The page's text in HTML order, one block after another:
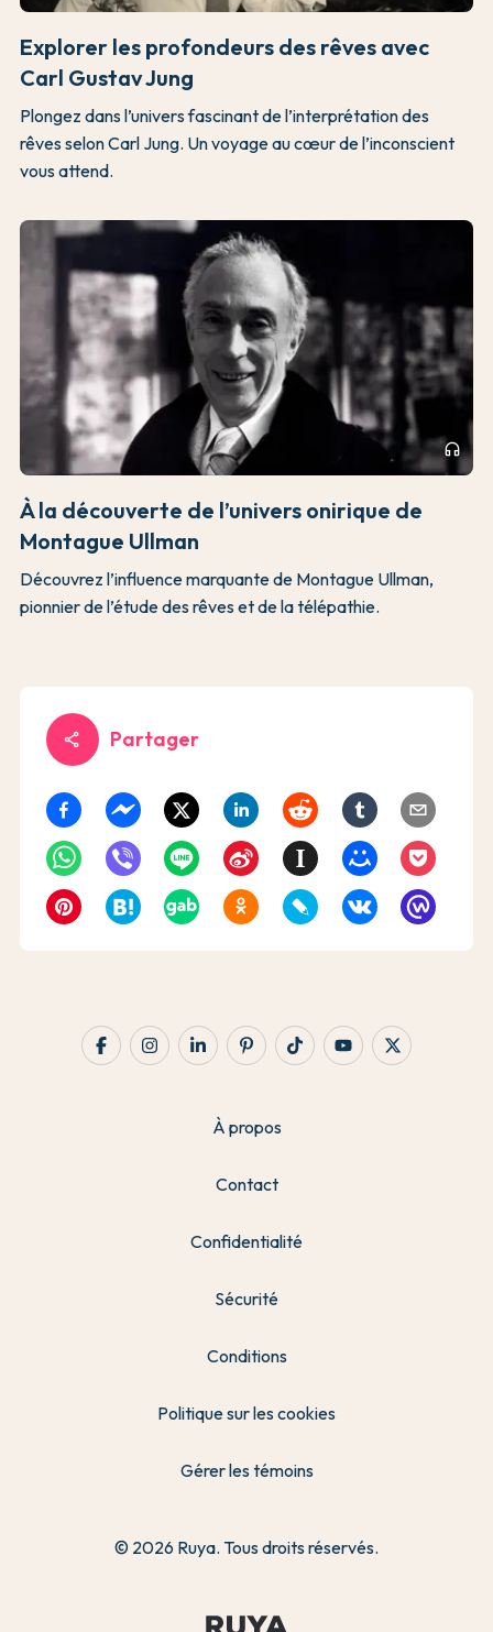
Explorer les profondeurs des rêves avec
Carl Gustav Jung
Plongez dans l’univers fascinant de l’interprétation des
rêves selon Carl Jung. Un voyage au cœur de l’inconscient
vous attend.
headphones
À la découverte de l’univers onirique de
Montague Ullman
Découvrez l’influence marquante de Montague Ullman,
pionnier de l’étude des rêves et de la télépathie.
share Partager
À propos
Contact
Confidentialité
Sécurité
Conditions
Politique sur les cookies
Gérer les témoins
© 2026 Ruya. Tous droits réservés.